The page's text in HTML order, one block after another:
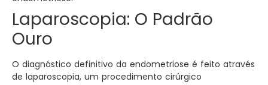
Laparoscopia: O Padrão
Ouro
O diagnóstico definitivo da endometriose é feito através
de laparoscopia, um procedimento cirúrgico